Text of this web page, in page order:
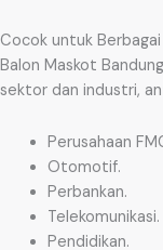
Cocok untuk
Balon Maskot
sektor dan industri,
Perusahaan
Otomotif.
Perbankan.
Telekomunikasi.
Pendidikan.